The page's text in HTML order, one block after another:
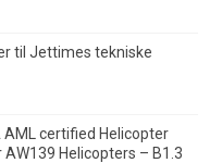
til Jettimes tekniske
AML certified Helicopter
Helicopters – B1.3